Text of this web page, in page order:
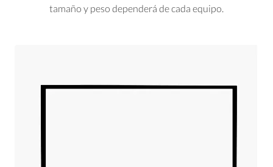
tamaño y peso dependerá de cada equipo.